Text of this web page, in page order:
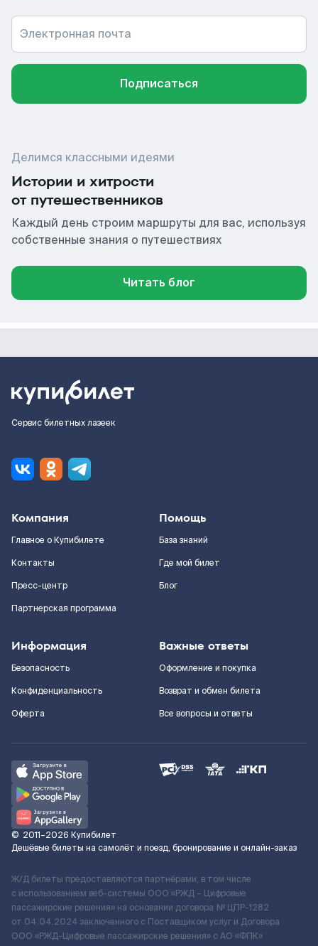
Электронная почта
Подписаться
Делимся классными идеями
Истории и хитрости
от путешественников
Каждый день строим маршруты для вас, используя
собственные знания о путешествиях
Читать блог
Сервис билетных лазеек
Компания
Главное о Купибилете
Контакты
Пресс-центр
Партнерская программа
Помощь
База знаний
Где мой билет
Блог
Информация
Безопасность
Конфиденциальность
Оферта
Важные ответы
Оформление и покупка
Возврат и обмен билета
Все вопросы и ответы
© 2011–2026 Купибилет
Дешёвые билеты на самолёт и поезд, бронирование и онлайн-заказ
Ж/Д билеты предоставляются партнёрами, в том числе
с использованием веб-системы ООО «РЖД – Цифровые
пассажирские решения» на основании договора № ЦПР-1282
от 04.04.2024 заключенного с Поставщиком услуг и Договора
ООО «РЖД-Цифровые пассажирские решения» c АО «ФПК»